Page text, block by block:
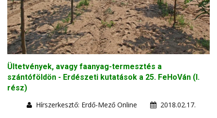
Ültetvények, avagy faanyag-termesztés a
szántóföldön - Erdészeti kutatások a 25. FeHoVán (I.
rész)
Hírszerkesztő: Erdő-Mező Online
2018.02.17.